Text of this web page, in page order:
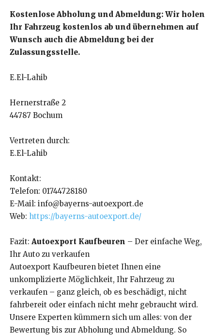
Kostenlose Abholung und Abmeldung: Wir holen
Ihr Fahrzeug kostenlos ab und übernehmen auf
Wunsch auch die Abmeldung bei der
Zulassungsstelle.
E.El-Lahib
Hernerstraße 2
44787 Bochum
Vertreten durch:
E.El-Lahib
Kontakt:
Telefon: 01744728180
E-Mail: info@bayerns-autoexport.de
Web: https://bayerns-autoexport.de/
Fazit: Autoexport Kaufbeuren – Der einfache Weg,
Ihr Auto zu verkaufen
Autoexport Kaufbeuren bietet Ihnen eine
unkomplizierte Möglichkeit, Ihr Fahrzeug zu
verkaufen – ganz gleich, ob es beschädigt, nicht
fahrbereit oder einfach nicht mehr gebraucht wird.
Unsere Experten kümmern sich um alles: von der
Bewertung bis zur Abholung und Abmeldung. So